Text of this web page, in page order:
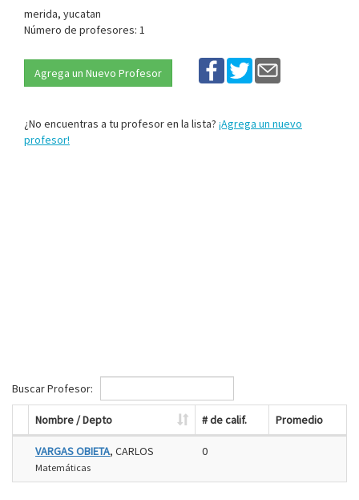
merida, yucatan
Número de profesores: 1
Agrega un Nuevo Profesor
¿No encuentras a tu profesor en la lista? ¡Agrega un nuevo
profesor!
Buscar Profesor:
Nombre / Depto # de calif. Promedio
VARGAS OBIETA, CARLOS
Matemáticas
0